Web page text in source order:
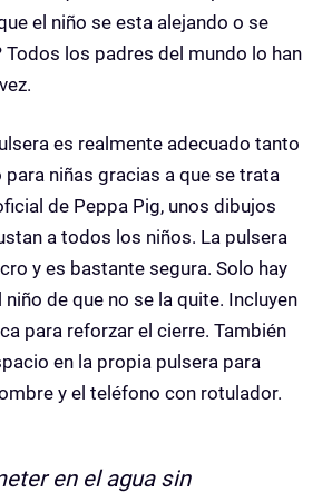
el niño se esta alejando o se
Todos los padres del mundo lo han
es realmente adecuado tanto
niñas gracias a que se trata
de Peppa Pig, unos dibujos
a todos los niños. La pulsera
y es bastante segura. Solo hay
de que no se la quite. Incluyen
para reforzar el cierre. También
en la propia pulsera para
y el teléfono con rotulador.
en el agua sin